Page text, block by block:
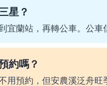
星？
宜蘭站，再轉公車。公車
約嗎？
用預約，但安農溪泛舟旺